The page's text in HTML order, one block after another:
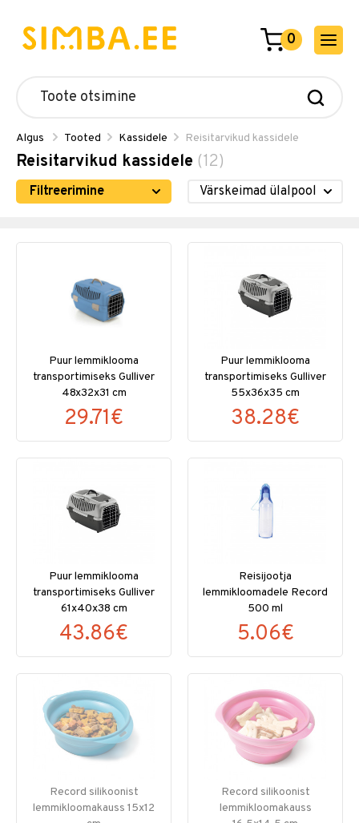
0
Algus Tooted Kassidele Reisitarvikud kassidele
Reisitarvikud kassidele (12)
Filtreerimine
Puur lemmiklooma
transportimiseks Gulliver
48x32x31 cm
29.71€
Puur lemmiklooma
transportimiseks Gulliver
55x36x35 cm
38.28€
Puur lemmiklooma
transportimiseks Gulliver
61x40x38 cm
43.86€
Reisijootja
lemmikloomadele Record
500 ml
5.06€
Record silikoonist
lemmikloomakauss 15x12
Record silikoonist
lemmikloomakauss